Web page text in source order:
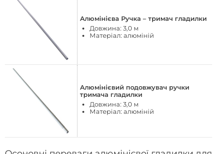
Алюмінієва Ручка – тримач гладилки
Довжина: 3,0 м
Матеріал: алюміній
Алюмінієвий подовжувач ручки
тримача гладилки
Довжина: 3,0 м
Матеріал: алюміній